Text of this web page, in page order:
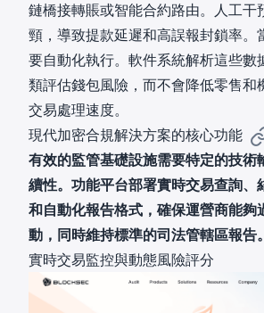
鏈橋接轉賬或智能合約路由。人工干
頸，導致提款延遲和高誤報封鎖率。
要自動化執行。軟件系統解析這些數
類評估錢包風險，而不會降低零售和
交易處理速度。
現代加密合規解決方案的核心功能
有效的監管基礎設施需要特定的技術
續性。功能平台部署實時交易查詢、
和自動化報告格式，確保運營商能夠
動，同時維持標準的司法管轄區報告。
實時交易監控與動態風險評分